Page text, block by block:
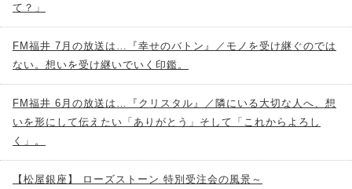
て？」
FM福井 7月の放送は…『幸せのバトン』／モノを受け継ぐのでは
ない。想いを受け継いでいく印鑑。
FM福井 6月の放送は…『クリスタル』／隣にいる大切な人へ、想
いを形にして伝えたい「ありがとう」そして「これからよろし
く」。
【松屋銀座】 ローズストーン 特別受注会の風景～